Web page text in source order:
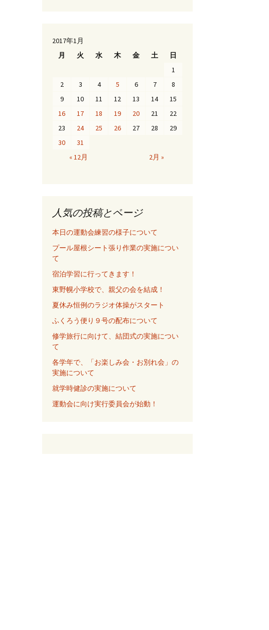
2017年1月
月
火 水 木 金 土
日
1
2
3 4 5 6 7
8
9
10 11 12 13 14
15
16
17 18 19 20 21
22
23
24 25 26 27 28
29
30
31
« 12月
2月 »
人気の投稿とページ
本日の運動会練習の様子について
プール屋根シート張り作業の実施につい
て
宿泊学習に行ってきます！
東野幌小学校で、親父の会を結成！
夏休み恒例のラジオ体操がスタート
ふくろう便り９号の配布について
修学旅行に向けて、結団式の実施につい
て
各学年で、「お楽しみ会・お別れ会」の
実施について
就学時健診の実施について
運動会に向け実行委員会が始動！